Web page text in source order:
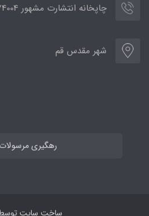
چاپخانه انتشارت مشهور 09386774004
شهر مقدس قم
رهگیری
ساخت سایت